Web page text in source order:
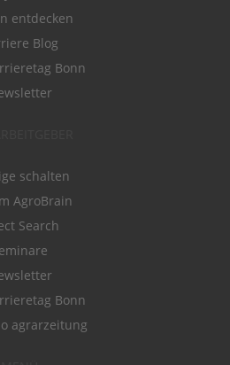
entdecken
Blog
Bonn
schalten
AgroBrain
Search
Bonn
agrarzeitung